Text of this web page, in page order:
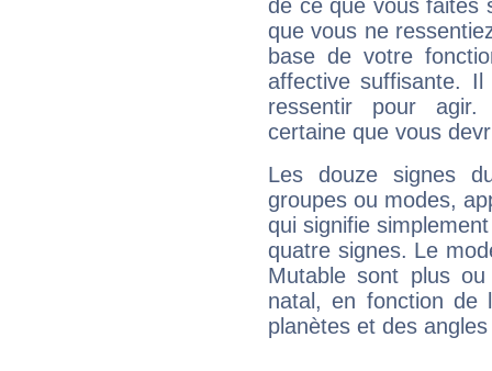
de ce que vous faites
que vous ne
base de votre
affective suffisante.
ressentir pour agir.
certaine que vous
Les douze signes
groupes ou modes,
qui signifie
quatre signes. Le
Mutable sont plus
natal, en fonction de
planètes et des